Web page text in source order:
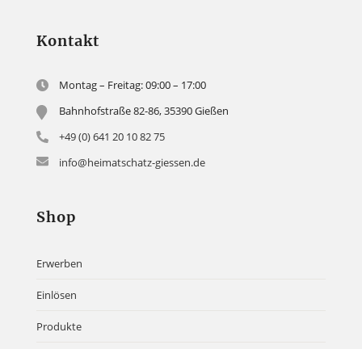
Kontakt
Montag – Freitag: 09:00 – 17:00
Bahnhofstraße 82-86, 35390 Gießen
+49 (0) 641 20 10 82 75
info@heimatschatz-giessen.de
Shop
Erwerben
Einlösen
Produkte